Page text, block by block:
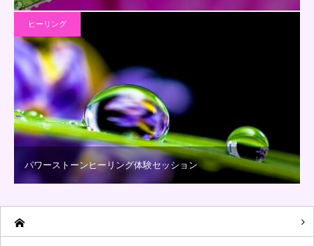
ヒーリング
パワーストーンヒーリング体験セッション